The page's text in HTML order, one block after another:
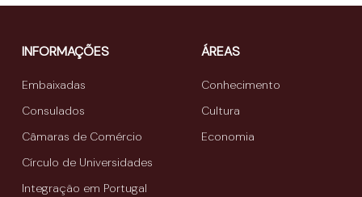
INFORMAÇÕES
Embaixadas
Consulados
Câmaras de Comércio
Círculo de Universidades
Integração em Portugal
ÁREAS
Conhecimento
Cultura
Economia